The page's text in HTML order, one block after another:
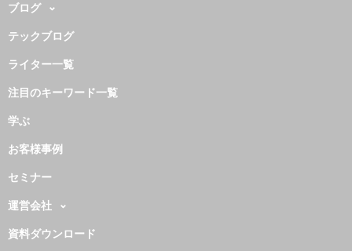
ブログ
テックブログ
ライター一覧
注目のキーワード一覧
学ぶ
お客様事例
セミナー
運営会社
資料ダウンロード